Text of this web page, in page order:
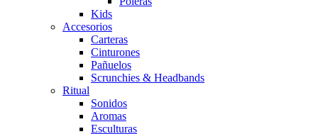
Kids
Accesorios
Carteras
Cinturones
Pañuelos
Scrunchies & Headbands
Ritual
Sonidos
Aromas
Esculturas